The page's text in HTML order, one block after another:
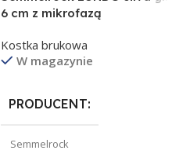
6 cm z mikrofazą
Kostka brukowa
W magazynie
PRODUCENT
Semmelrock